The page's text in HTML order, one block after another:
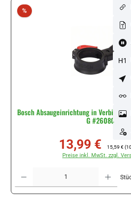
%Rabatt
Bosch Absaugeinrichtung in
G #2608000636
Verkaufspreis:
13,99 € 15,59 €
Preise inkl. MwSt. zzgl.